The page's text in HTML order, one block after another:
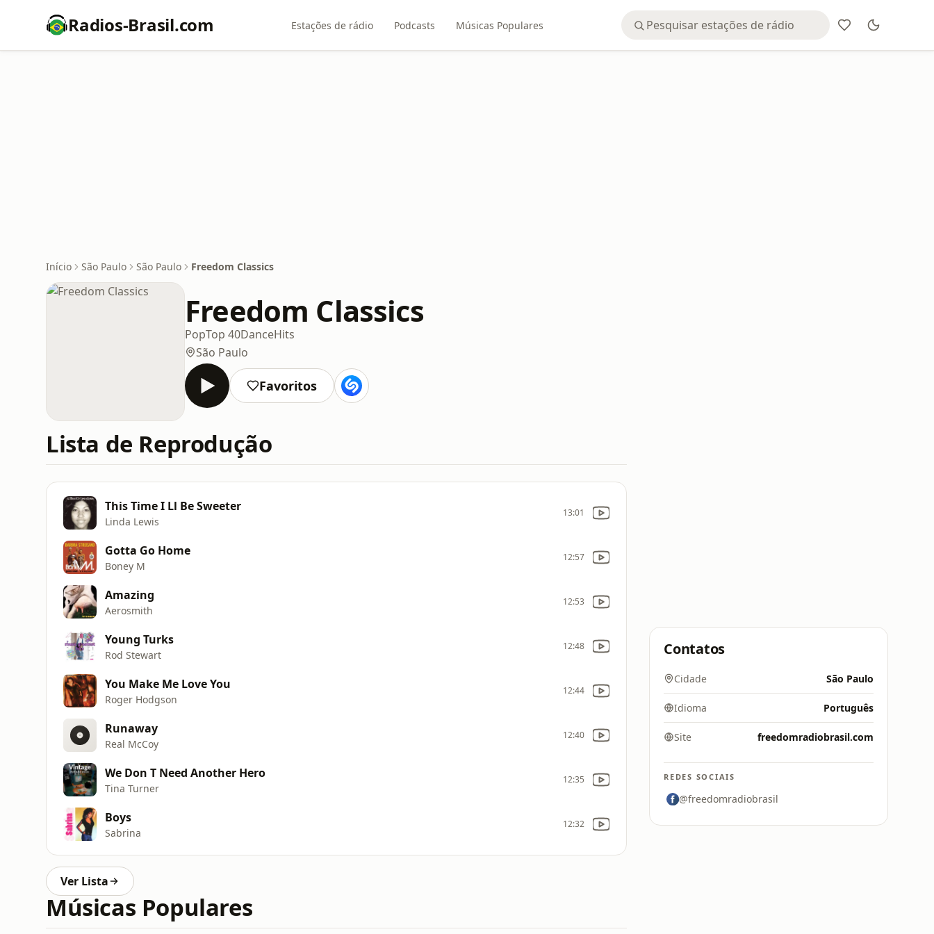
Radios-Brasil.com Estações de rádio Podcasts Músicas Populares
Início São Paulo São Paulo Freedom Classics
Freedom Classics
PopTop 40DanceHits
São Paulo
Favoritos
Lista de Reprodução
This Time I Ll Be Sweeter
Linda Lewis
13:01
Gotta Go Home
Boney M
12:57
Amazing
Aerosmith
12:53
Young Turks
Rod Stewart
12:48
You Make Me Love You
Roger Hodgson
12:44
Runaway
Real McCoy
12:40
We Don T Need Another Hero
Tina Turner
12:35
Boys
Sabrina
12:32
Ver Lista
Músicas Populares
Contatos
Cidade São Paulo
Idioma Português
Site freedomradiobrasil.com
REDES SOCIAIS
@freedomradiobrasil